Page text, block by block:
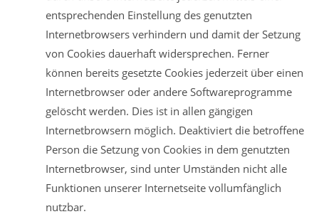
entsprechenden Einstellung des genutzten
Internetbrowsers verhindern und damit der Setzung
von Cookies dauerhaft widersprechen. Ferner
können bereits gesetzte Cookies jederzeit über einen
Internetbrowser oder andere Softwareprogramme
gelöscht werden. Dies ist in allen gängigen
Internetbrowsern möglich. Deaktiviert die betroffene
Person die Setzung von Cookies in dem genutzten
Internetbrowser, sind unter Umständen nicht alle
Funktionen unserer Internetseite vollumfänglich
nutzbar.